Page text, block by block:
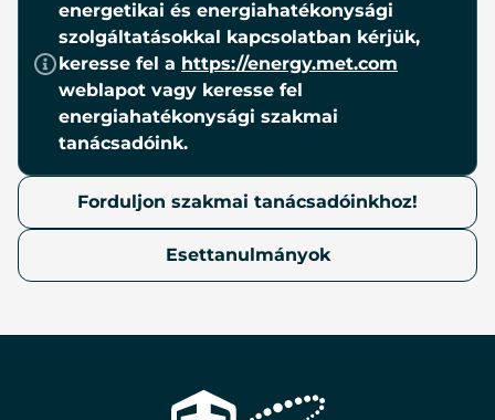
energetikai és energiahatékonysági
szolgáltatásokkal kapcsolatban kérjük,
keresse fel a https://energy.met.com
weblapot vagy keresse fel
energiahatékonysági szakmai
tanácsadóink.
Forduljon szakmai tanácsadóinkhoz!
Esettanulmányok